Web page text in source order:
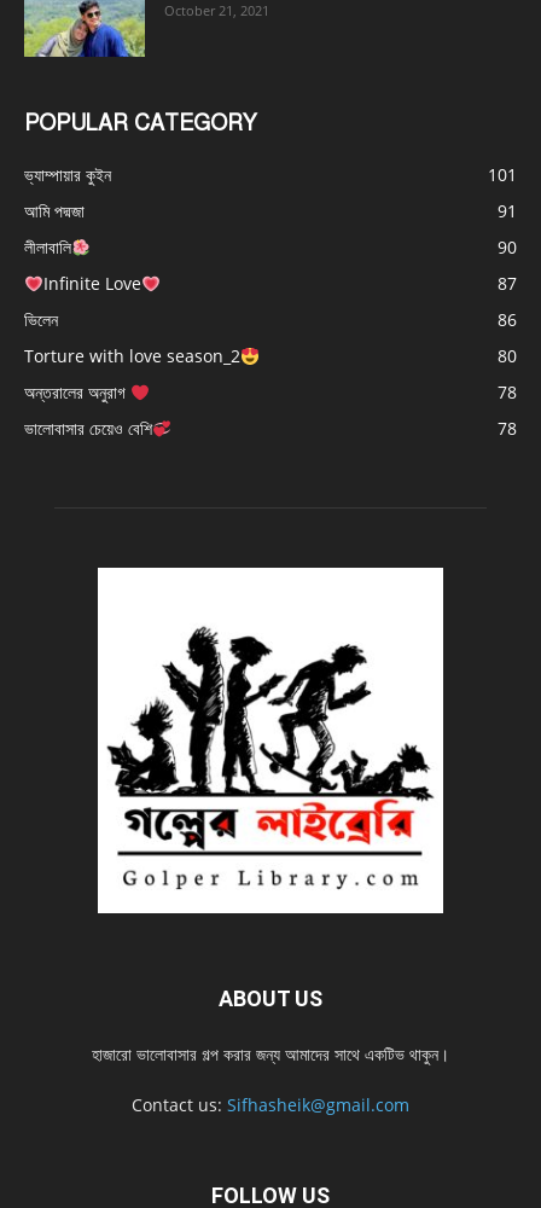
October 21, 2021
POPULAR CATEGORY
ভ্যাম্পায়ার কুইন
101
আমি পদ্মজা
91
লীলাবালি
90
Infinite Love
87
ভিলেন
86
Torture with love season_2
80
অন্তরালের অনুরাগ
78
ভালোবাসার চেয়েও বেশি
78
ABOUT US
হাজারো ভালোবাসার গল্প করার জন্য আমাদের সাথে একটিভ থাকুন।
Contact us: Sifhasheik@gmail.com
FOLLOW US